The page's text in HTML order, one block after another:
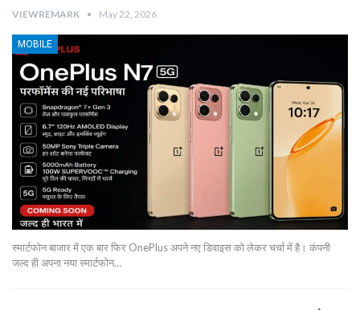
VIEWREMARK May 22, 2026
MOBILE
स्मार्टफोन बाजार में एक बार फिर OnePlus अपने नए डिवाइस को लेकर चर्चा में है। कंपनी
जल्द ही अपना नया स्मार्टफोन…